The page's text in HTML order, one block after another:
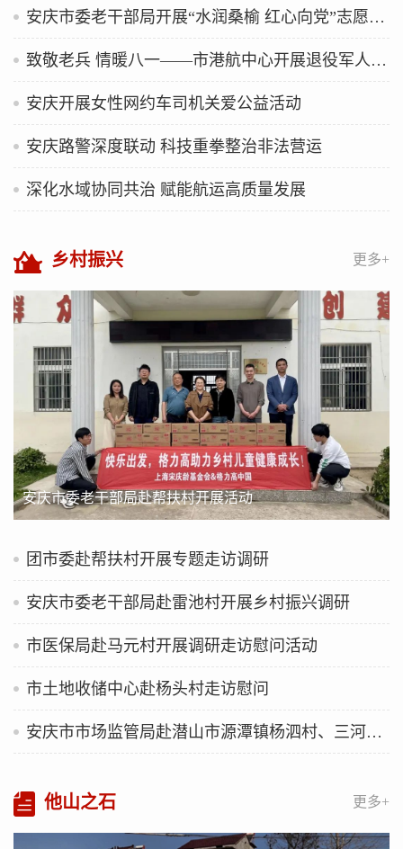
安庆市委老干部局开展“水润桑榆 红心向党”志愿服务活动
致敬老兵 情暖八一——市港航中心开展退役军人慰问活动
安庆开展女性网约车司机关爱公益活动
安庆路警深度联动 科技重拳整治非法营运
深化水域协同共治 赋能航运高质量发展
乡村振兴 更多+
安庆市委老干部局赴帮扶村开展活动
团市委赴帮扶村开展专题走访调研
安庆市委老干部局赴雷池村开展乡村振兴调研
市医保局赴马元村开展调研走访慰问活动
市土地收储中心赴杨头村走访慰问
安庆市市场监管局赴潜山市源潭镇杨泗村、三河村调研指导乡村振兴工作
他山之石 更多+